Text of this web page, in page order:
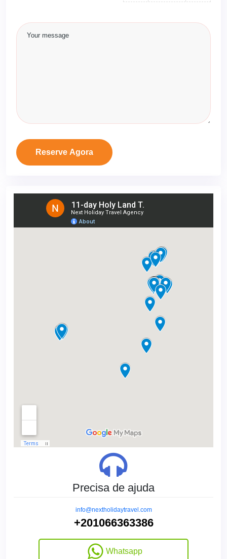
Reserve Agora
Precisa de ajuda
info@nextholidaytravel.com
+201066363386
Whatsapp